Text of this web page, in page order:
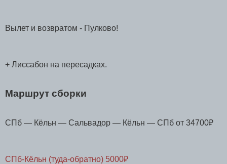
Вылет и возвратом - Пулково!
+ Лиссабон на пересадках.
Маршрут сборки
СПб — Кёльн — Сальвадор — Кёльн — СПб от 34700₽
СПб-Кёльн (туда-обратно) 5000₽